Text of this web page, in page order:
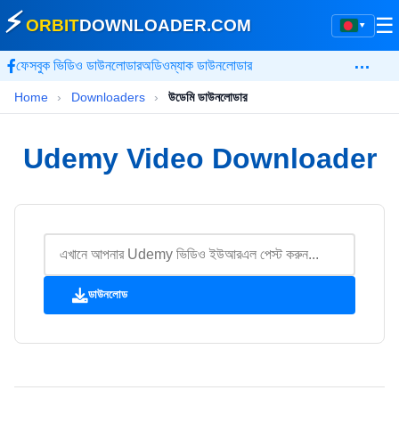
▾
⚡ORBITDOWNLOADER.COM ☰
ফেসবুক ভিডিও ডাউনলোডারঅডিওম্যাক ডাউনলোডার …
Home › Downloaders › উডেমি ডাউনলোডার
Udemy Video Downloader
ডাউনলোড